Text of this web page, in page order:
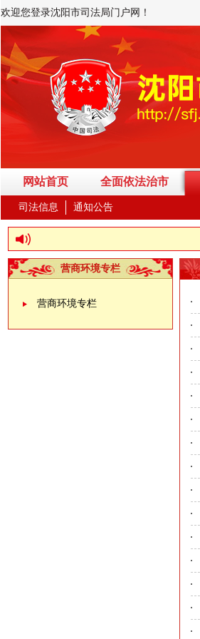
欢迎您登录沈阳市司法局门户网！
网站首页 全面依法治市
司法信息 通知公告
营商环境专栏
营商环境专栏